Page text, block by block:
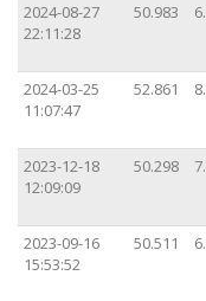
2024-08-27
22:11:28
50.983
2024-03-25
11:07:47
52.861
2023-12-18
12:09:09
50.298
2023-09-16
15:53:52
50.511